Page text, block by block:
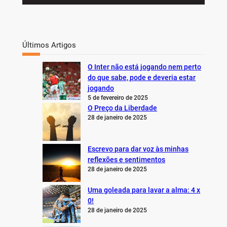
Últimos Artigos
O Inter não está jogando nem perto
do que sabe, pode e deveria estar
jogando
5 de fevereiro de 2025
O Preço da Liberdade
28 de janeiro de 2025
Escrevo para dar voz às minhas
reflexões e sentimentos
28 de janeiro de 2025
Uma goleada para lavar a alma: 4 x
0!
28 de janeiro de 2025